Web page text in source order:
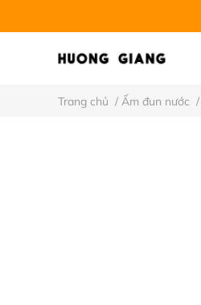
Trang chủ / Ấm đun nước /